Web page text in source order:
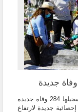
أعلنت وزارة الصحة المكسيكية فجر السبت تسجيلها 284 وفاة جديدة
جديدة لارتفاع